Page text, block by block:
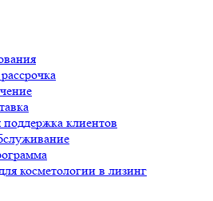
клиентов
косметологии в лизинг